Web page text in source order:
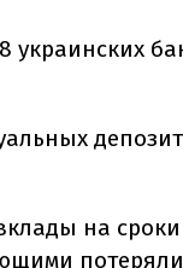
украинских
на сроки